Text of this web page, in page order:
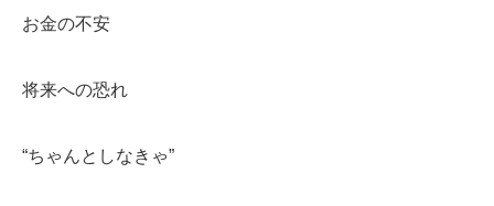
お金の不安
将来への恐れ
“ちゃんとしなきゃ”